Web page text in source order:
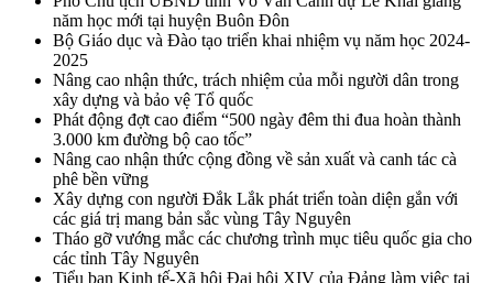
năm học mới tại huyện Buôn Đôn
Bộ Giáo dục và Đào tạo triển khai nhiệm vụ năm học 2024-
2025
Nâng cao nhận thức, trách nhiệm của mỗi người dân trong
xây dựng và bảo vệ Tổ quốc
Phát động đợt cao điểm “500 ngày đêm thi đua hoàn thành
3.000 km đường bộ cao tốc”
Nâng cao nhận thức cộng đồng về sản xuất và canh tác cà
phê bền vững
Xây dựng con người Đắk Lắk phát triển toàn diện gắn với
các giá trị mang bản sắc vùng Tây Nguyên
Tháo gỡ vướng mắc các chương trình mục tiêu quốc gia cho
các tỉnh Tây Nguyên
Tiểu ban Kinh tế-Xã hội Đại hội XIV của Đảng làm việc tại